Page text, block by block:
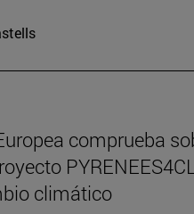
comprueba
climático